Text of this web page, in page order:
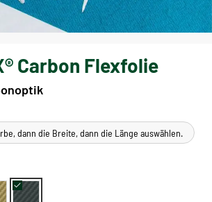
Carbon Flexfolie
dann die Breite, dann die Länge auswählen.